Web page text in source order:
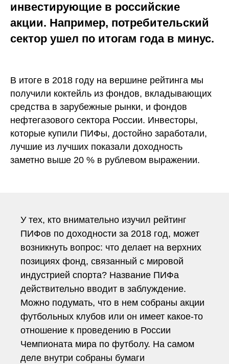
инвестирующие в российские
акции. Например, потребительский
сектор ушел по итогам года в минус.
В итоге в 2018 году на вершине рейтинга мы
получили коктейль из фондов, вкладывающих
средства в зарубежные рынки, и фондов
нефтегазового сектора России. Инвесторы,
которые купили ПИФы, достойно заработали,
лучшие из лучших показали доходность
заметно выше 20 % в рублевом выражении.
У тех, кто внимательно изучил рейтинг
ПИФов по доходности за 2018 год, может
возникнуть вопрос: что делает на верхних
позициях фонд, связанный с мировой
индустрией спорта? Название ПИФа
действительно вводит в заблуждение.
Можно подумать, что в нем собраны акции
футбольных клубов или он имеет какое-то
отношение к проведению в России
Чемпионата мира по футболу. На самом
деле внутри собраны бумаги